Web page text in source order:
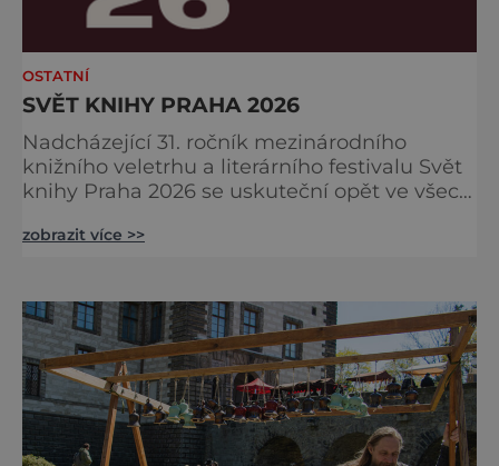
OSTATNÍ
SVĚT KNIHY PRAHA 2026
Nadcházející 31. ročník mezinárodního
knižního veletrhu a literárního festivalu Svět
knihy Praha 2026 se uskuteční opět ve všech
pavilonech a v pavilonu na Bruselské cestě.
pojmenovaných po klasických českých
autorech a autorkách. Dramaturgie festivalu
v roce 2026 se zaměří na dvě hlavní tém
zobrazit více >>